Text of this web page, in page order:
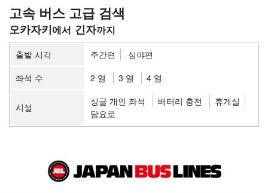
고속 버스 고급 검색
오카자키 긴자
출발 시각 주간편
심야편
좌석 수
2 열 3 열 4 열
시설 싱글 개인 좌석 배터리 충전
휴게실
담요로